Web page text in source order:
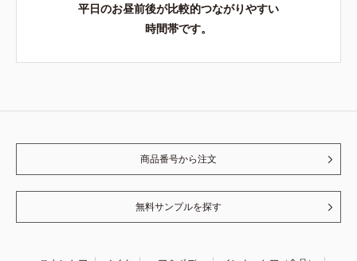
平日のお昼前後が比較的つながりやすい
時間帯です。
商品番号から注文
無料サンプルを探す